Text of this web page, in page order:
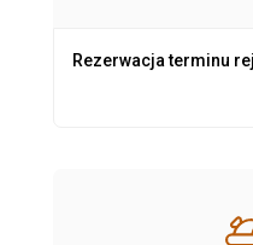
Rezerwacja terminu